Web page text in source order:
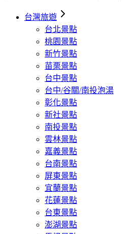
台灣旅遊
台北景點
桃園景點
新竹景點
苗栗景點
台中景點
台中/谷關/南投泡湯
彰化景點
新社景點
南投景點
雲林景點
嘉義景點
台南景點
屏東景點
宜蘭景點
花蓮景點
台東景點
澎湖景點